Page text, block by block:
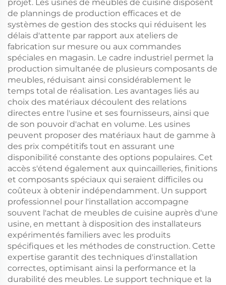
projet. Les usines de meubles de cuisine disposent
de plannings de production efficaces et de
systèmes de gestion des stocks qui réduisent les
délais d'attente par rapport aux ateliers de
fabrication sur mesure ou aux commandes
spéciales en magasin. Le cadre industriel permet la
production simultanée de plusieurs composants de
meubles, réduisant ainsi considérablement le
temps total de réalisation. Les avantages liés au
choix des matériaux découlent des relations
directes entre l'usine et ses fournisseurs, ainsi que
de son pouvoir d'achat en volume. Les usines
peuvent proposer des matériaux haut de gamme à
des prix compétitifs tout en assurant une
disponibilité constante des options populaires. Cet
accès s'étend également aux quincailleries, finitions
et composants spéciaux qui seraient difficiles ou
coûteux à obtenir indépendamment. Un support
professionnel pour l'installation accompagne
souvent l'achat de meubles de cuisine auprès d'une
usine, en mettant à disposition des installateurs
expérimentés familiers avec les produits
spécifiques et les méthodes de construction. Cette
expertise garantit des techniques d'installation
correctes, optimisant ainsi la performance et la
durabilité des meubles. Le support technique et la